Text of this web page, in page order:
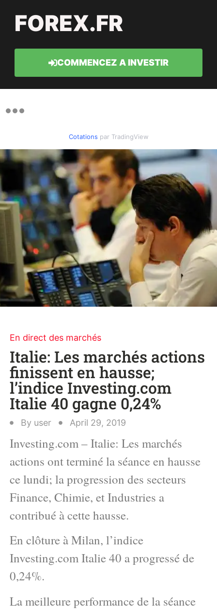
FOREX.FR
COMMENCEZ A INVESTIR
Cotations par TradingView
En direct des marchés
Italie: Les marchés actions
finissent en hausse;
l’indice Investing.com
Italie 40 gagne 0,24%
By user April 29, 2019
Investing.com – Italie: Les marchés
actions ont terminé la séance en hausse
ce lundi; la progression des secteurs
Finance, Chimie, et Industries a
contribué à cette hausse.
En clôture à Milan, l’indice
Investing.com Italie 40 a progressé de
0,24%.
La meilleure performance de la séance